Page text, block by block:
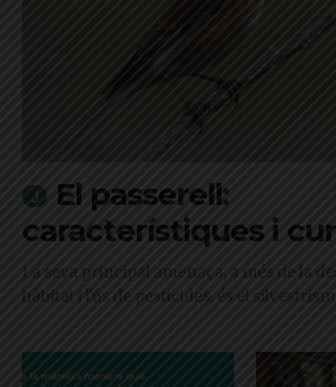
El passerell:
característiques i
La seva principal amenaça, a més de la
hàbitat i l'ús de pesticides, és el